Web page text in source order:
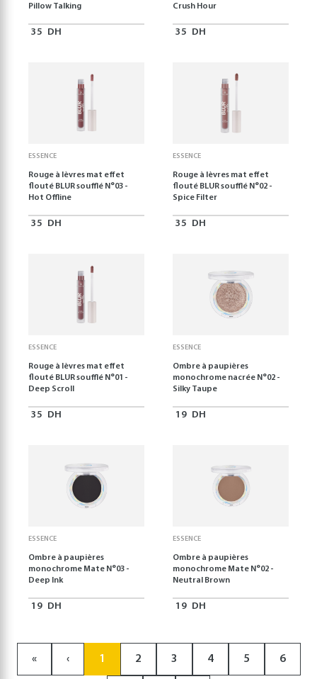
Pillow Talking
35 DH
Crush Hour
35 DH
ESSENCE
Rouge à lèvres mat effet
flouté BLUR soufflé N°03 -
Hot Offline
35 DH
ESSENCE
Rouge à lèvres mat effet
flouté BLUR soufflé N°02 -
Spice Filter
35 DH
ESSENCE
Rouge à lèvres mat effet
flouté BLUR soufflé N°01 -
Deep Scroll
35 DH
ESSENCE
Ombre à paupières
monochrome nacrée N°02 -
Silky Taupe
19 DH
ESSENCE
Ombre à paupières
monochrome Mate N°03 -
Deep Ink
19 DH
ESSENCE
Ombre à paupières
monochrome Mate N°02 -
Neutral Brown
19 DH
« ‹ 1 2 3 4 5 6